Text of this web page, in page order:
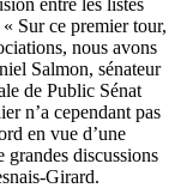
Sur ce premier tour,
nous avons
Salmon, sénateur
de Public Sénat
n’a cependant pas
en vue d’une
discussions
Girard.